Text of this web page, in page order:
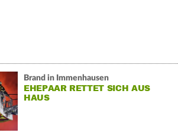
Brand in Immenhausen
EHEPAAR RETTET SICH AUS
HAUS